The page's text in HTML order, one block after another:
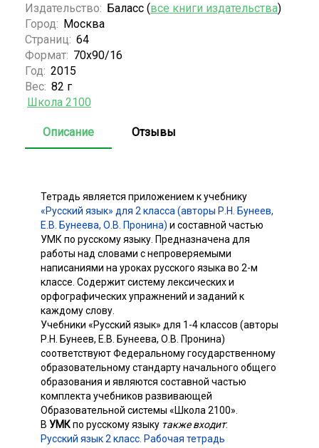
Издательство: Баласс (все книги издательства)
Город: Москва
Страниц: 64
Формат: 70х90/16
Год: 2015
Вес: 82 г
Школа 2100
Описание Отзывы
Тетрадь является приложением к учебнику
«Русский язык» для 2 класса (авторы Р.Н. Бунеев,
Е.В. Бунеева, О.В. Пронина) и составной частью
УМК по русскому языку. Предназначена для
работы над словами с непроверяемыми
написаниями на уроках русского языка во 2-м
классе. Содержит систему лексических и
орфографических упражнений и заданий к
каждому слову.
Учебники «Русский язык» для 1-4 классов (авторы
Р.Н. Бунеев, Е.В. Бунеева, О.В. Пронина)
соответствуют Федеральному государственному
образовательному стандарту начального общего
образования и являются составной частью
комплекта учебников развивающей
Образовательной системы «Школа 2100».
В УМКпо русскому языку также входит:
Русский язык 2 класс. Рабочая тетрадь